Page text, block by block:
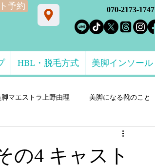
予約 070-2173-1747
HBL・脱毛方式 美脚インソール
脚マエストラ上野由理 美脚になる靴のこと
の4 キャスト